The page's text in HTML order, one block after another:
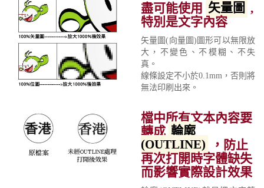
盡可能使用 矢量圖 ,
特別是文字內容
矢量圖(向量圖)圖形可以無限放
大，不變色、不模糊、不失
真。
線條設定不小於0.1mm，否則將
無法印刷出來。
檔中所有文本內容要
轉成 輪廓
(OUTLINE)
，防止
再次打開時字體缺失
而影響實際設計效果